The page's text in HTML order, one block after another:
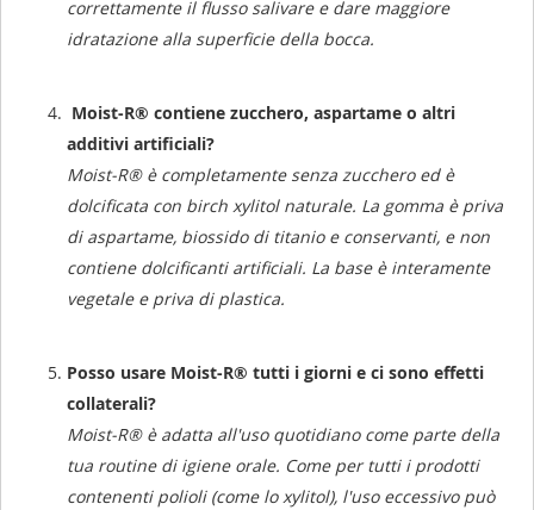
correttamente il flusso salivare e dare maggiore
idratazione alla superficie della bocca.
Moist-R® contiene zucchero, aspartame o altri
additivi artificiali?
Moist-R® è completamente senza zucchero ed è
dolcificata con birch xylitol naturale. La gomma è priva
di aspartame, biossido di titanio e conservanti, e non
contiene dolcificanti artificiali. La base è interamente
vegetale e priva di plastica.
Posso usare Moist-R® tutti i giorni e ci sono effetti
collaterali?
Moist-R® è adatta all'uso quotidiano come parte della
tua routine di igiene orale. Come per tutti i prodotti
contenenti polioli (come lo xylitol), l'uso eccessivo può